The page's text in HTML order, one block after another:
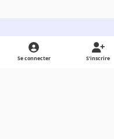
Light ModeDark ModeSystem Preference
Se connecter S’inscrire